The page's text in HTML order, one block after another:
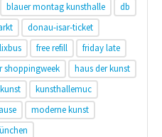
blauer montag kunsthalle
db
donau-isar-ticket
free refill
friday late
shoppingweek
haus der kunst
kunst
kunsthallemuc
moderne kunst